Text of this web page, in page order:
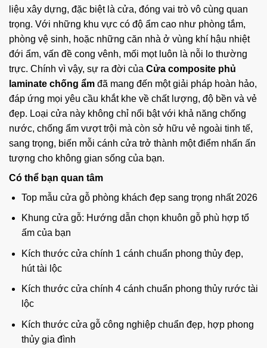
liệu xây dựng, đặc biệt là cửa, đóng vai trò vô cùng quan
trọng. Với những khu vực có độ ẩm cao như phòng tắm,
phòng vệ sinh, hoặc những căn nhà ở vùng khí hậu nhiệt
đới ẩm, vấn đề cong vênh, mối mọt luôn là nỗi lo thường
trực. Chính vì vậy, sự ra đời của Cửa composite phủ
laminate chống ẩm đã mang đến một giải pháp hoàn hảo,
đáp ứng mọi yêu cầu khắt khe về chất lượng, độ bền và vẻ
đẹp. Loại cửa này không chỉ nổi bật với khả năng chống
nước, chống ẩm vượt trội mà còn sở hữu vẻ ngoài tinh tế,
sang trọng, biến mỗi cánh cửa trở thành một điểm nhấn ấn
tượng cho không gian sống của bạn.
Có thể bạn quan tâm
Top mẫu cửa gỗ phòng khách đẹp sang trọng nhất 2026
Khung cửa gỗ: Hướng dẫn chọn khuôn gỗ phù hợp tổ
ấm của bạn
Kích thước cửa chính 1 cánh chuẩn phong thủy đẹp,
hút tài lộc
Kích thước cửa chính 4 cánh chuẩn phong thủy rước tài
lộc
Kích thước cửa gỗ công nghiệp chuẩn đẹp, hợp phong
thủy gia đình